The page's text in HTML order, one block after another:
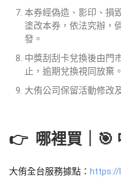
本券經偽造、影印、損
塗改本券，依法究辦，
發。
中獎刮刮卡兌換後由門
止，逾期兌換視同放棄。
大侑公司保留活動修改
👉 哪裡買｜🎯
大侑全台服務據點： https://